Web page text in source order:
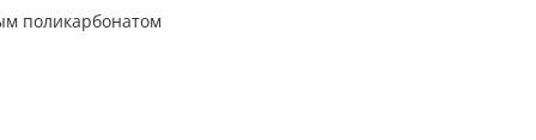
поликарбонатом